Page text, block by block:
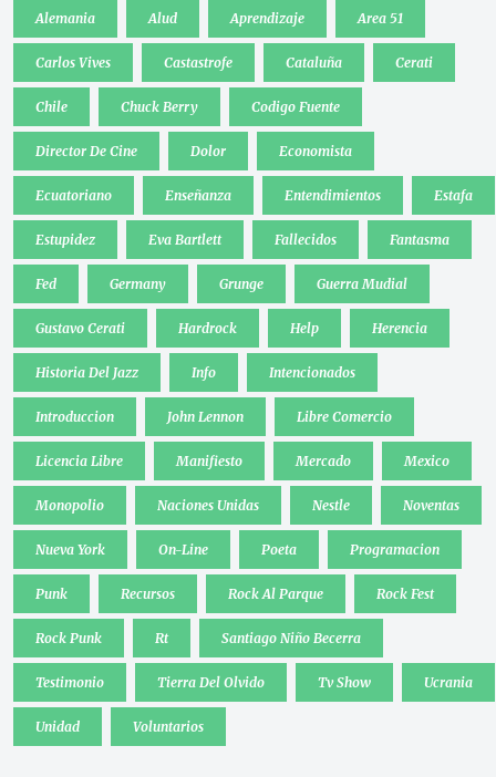
Alemania Alud Aprendizaje Area 51
Carlos Vives Castastrofe Cataluña Cerati
Chile Chuck Berry Codigo Fuente
Director De Cine Dolor Economista
Ecuatoriano Enseñanza Entendimientos Estafa
Estupidez Eva Bartlett Fallecidos Fantasma
Fed Germany Grunge Guerra Mudial
Gustavo Cerati Hardrock Help Herencia
Historia Del Jazz Info Intencionados
Introduccion John Lennon Libre Comercio
Licencia Libre Manifiesto Mercado Mexico
Monopolio Naciones Unidas Nestle Noventas
Nueva York On-Line Poeta Programacion
Punk Recursos Rock Al Parque Rock Fest
Rock Punk Rt Santiago Niño Becerra
Testimonio Tierra Del Olvido Tv Show Ucrania
Unidad Voluntarios